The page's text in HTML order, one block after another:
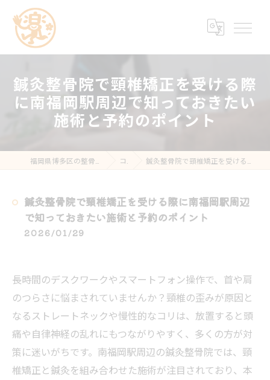
鍼灸整骨院で頸椎矯正を受ける際
に南福岡駅周辺で知っておきたい
施術と予約のポイント
コラム 鍼灸整骨院で頸椎矯正を受ける際に南福岡駅周辺で知っておきたい施術と予約のポイント
鍼灸整骨院で頸椎矯正を受ける際に南福岡駅周辺
で知っておきたい施術と予約のポイント
2026/01/29
長時間のデスクワークやスマートフォン操作で、首や肩
のつらさに悩まされていませんか？頸椎の歪みが原因と
なるストレートネックや慢性的なコリは、放置すると頭
痛や自律神経の乱れにもつながりやすく、多くの方が対
策に迷いがちです。南福岡駅周辺の鍼灸整骨院では、頸
椎矯正と鍼灸を組み合わせた施術が注目されており、本